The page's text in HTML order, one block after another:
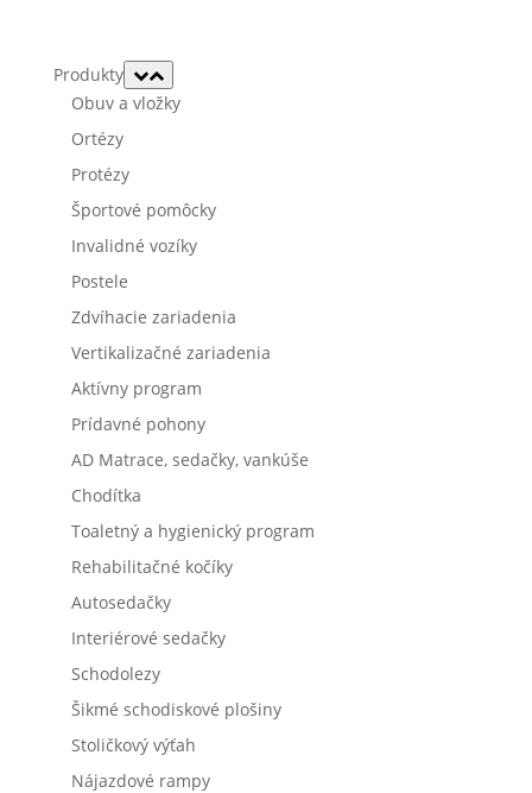
Produkty
Obuv a vložky
Ortézy
Protézy
Športové pomôcky
Invalidné vozíky
Postele
Zdvíhacie zariadenia
Vertikalizačné zariadenia
Aktívny program
Prídavné pohony
AD Matrace, sedačky, vankúše
Chodítka
Toaletný a hygienický program
Rehabilitačné kočíky
Autosedačky
Interiérové sedačky
Schodolezy
Šikmé schodiskové plošiny
Stoličkový výťah
Nájazdové rampy